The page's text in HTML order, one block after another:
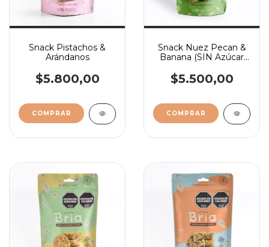
Snack Pistachos &
Arándanos
$5.800,00
Snack Nuez Pecan &
Banana (SIN Azúcar
$5.500,00